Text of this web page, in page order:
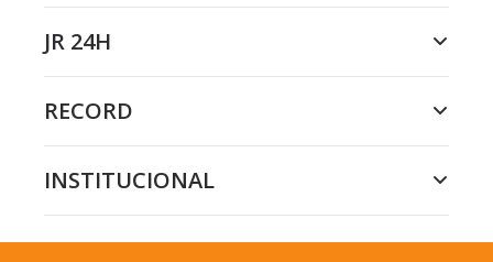
JR 24H
RECORD
INSTITUCIONAL